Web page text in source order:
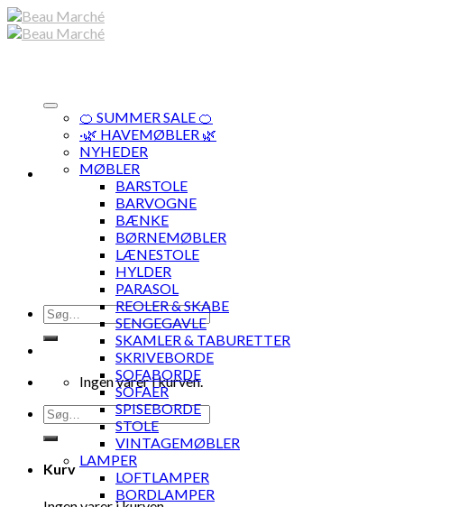
Skip
to
Søg
efter:
Ingen varer i kurven.
Søg
efter:
Kurv
🍊 SUMMER SALE 🍊
·🌿 HAVEMØBLER 🌿
NYHEDER
MØBLER
BARSTOLE
BARVOGNE
BÆNKE
BØRNEMØBLER
LÆNESTOLE
HYLDER
PARASOL
REOLER & SKABE
SENGEGAVLE
SKAMLER & TABURETTER
SKRIVEBORDE
SOFABORDE
SOFAER
SPISEBORDE
STOLE
VINTAGEMØBLER
LAMPER
LOFTLAMPER
BORDLAMPER